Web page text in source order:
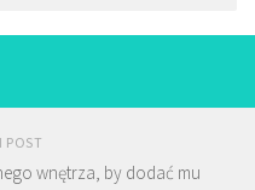
POST
wnętrza, by dodać mu